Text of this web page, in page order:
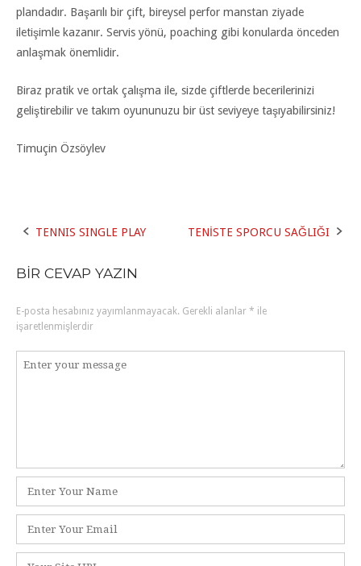
plandadır. Başarılı bir çift, bireysel perfor manstan ziyade
iletişimle kazanır. Servis yönü, poaching gibi konularda önceden
anlaşmak önemlidir.
Biraz pratik ve ortak çalışma ile, sizde çiftlerde becerilerinizi
geliştirebilir ve takım oyununuzu bir üst seviyeye taşıyabilirsiniz!
Timuçin Özsöylev
s
t
i
g
a
TENNIS SINGLE PLAY TENİSTE SPORCU SAĞLIĞI
BIR CEVAP YAZIN
E-posta hesabınız yayımlanmayacak. Gerekli alanlar * ile
işaretlenmişlerdir
s
m
-